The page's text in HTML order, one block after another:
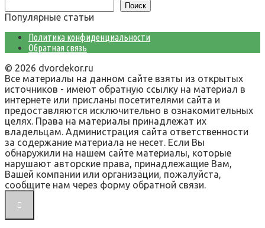
Поиск
Популярные статьи
Политика конфиденциальности
Обратная связь
© 2026 dvordekor.ru
Все материалы на данном сайте взяты из открытых
источников - имеют обратную ссылку на материал в
интернете или присланы посетителями сайта и
предоставляются исключительно в ознакомительных
целях. Права на материалы принадлежат их
владельцам. Администрация сайта ответственности
за содержание материала не несет. Если Вы
обнаружили на нашем сайте материалы, которые
нарушают авторские права, принадлежащие Вам,
Вашей компании или организации, пожалуйста,
сообщите нам через форму обратной связи.